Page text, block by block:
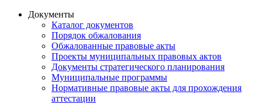
Документы
Каталог документов
Порядок обжалования
Обжалованные правовые акты
Проекты муниципальных правовых актов
Документы стратегического планирования
Муниципальные программы
Нормативные правовые акты для прохождения
аттестации